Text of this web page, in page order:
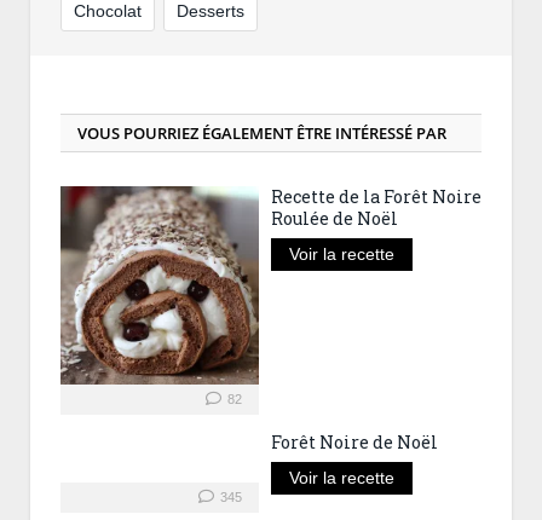
Chocolat Desserts
VOUS POURRIEZ ÉGALEMENT ÊTRE INTÉRESSÉ PAR
82
Recette de la Forêt Noire
Roulée de Noël
Voir la recette
345
Forêt Noire de Noël
Voir la recette